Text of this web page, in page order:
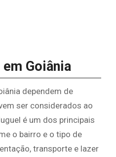
Goiânia
dependem de
ser considerados ao
é um dos principais
o bairro e o tipo de
transporte e lazer